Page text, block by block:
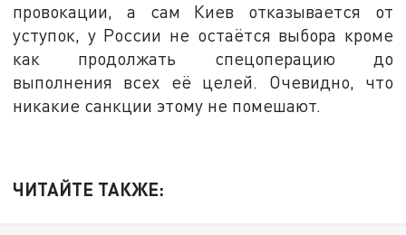
провокации, а сам Киев отказывается от
уступок, у России не остаётся выбора кроме
как продолжать спецоперацию до
выполнения всех её целей. Очевидно, что
никакие санкции этому не помешают.
ЧИТАЙТЕ ТАКЖЕ: